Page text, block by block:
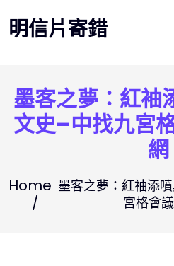
to
content
明信片寄錯
墨客之夢：紅袖
文史–中找九宮
網
Home 墨客之夢：紅袖添
宮格會